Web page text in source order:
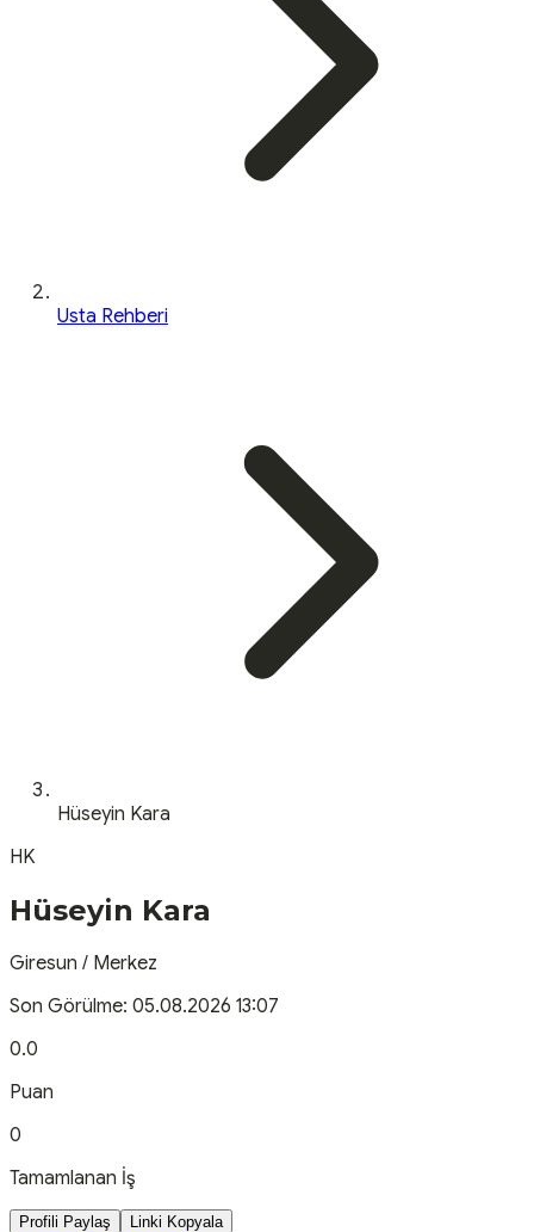
Usta Rehberi
Hüseyin Kara
HK
Hüseyin Kara
Giresun / Merkez
Son Görülme: 05.08.2026 13:07
0.0
Puan
0
Tamamlanan İş
Profili Paylaş Linki Kopyala